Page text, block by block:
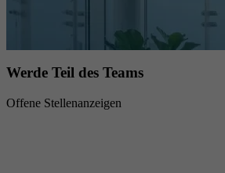
Werde Teil des Teams
Offene Stellenanzeigen